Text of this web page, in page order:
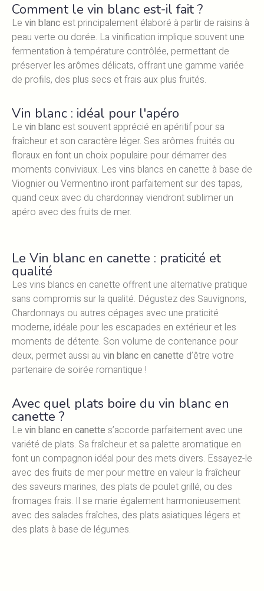
Comment le vin blanc est-il fait ?
Le vin blanc est principalement élaboré à partir de raisins à
peau verte ou dorée. La vinification implique souvent une
fermentation à température contrôlée, permettant de
préserver les arômes délicats, offrant une gamme variée
de profils, des plus secs et frais aux plus fruités.
Vin blanc : idéal pour l'apéro
Le vin blanc est souvent apprécié en apéritif pour sa
fraîcheur et son caractère léger. Ses arômes fruités ou
floraux en font un choix populaire pour démarrer des
moments conviviaux. Les vins blancs en canette à base de
Viognier ou Vermentino iront parfaitement sur des tapas,
quand ceux avec du chardonnay viendront sublimer un
apéro avec des fruits de mer.
Le Vin blanc en canette : praticité et
qualité
Les vins blancs en canette offrent une alternative pratique
sans compromis sur la qualité. Dégustez des Sauvignons,
Chardonnays ou autres cépages avec une praticité
moderne, idéale pour les escapades en extérieur et les
moments de détente. Son volume de contenance pour
deux, permet aussi au vin blanc en canette d’être votre
partenaire de soirée romantique !
Avec quel plats boire du vin blanc en
canette ?
Le vin blanc en canette s’accorde parfaitement avec une
variété de plats. Sa fraîcheur et sa palette aromatique en
font un compagnon idéal pour des mets divers. Essayez-le
avec des fruits de mer pour mettre en valeur la fraîcheur
des saveurs marines, des plats de poulet grillé, ou des
fromages frais. Il se marie également harmonieusement
avec des salades fraîches, des plats asiatiques légers et
des plats à base de légumes.